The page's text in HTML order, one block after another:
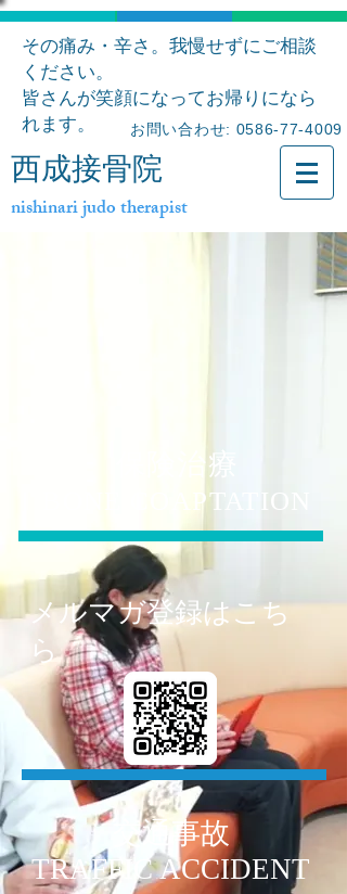
お問い合わせ: 0586-77-4009
その痛み・辛さ。我慢せずにご相談
ください。
皆さんが笑顔になってお帰りになら
れます。
西成接骨院
nishinari judo therapist
保険治療
BONE COAPTATION
メルマガ登録はこち
ら
交通事故
TRAFFIC ACCIDENT